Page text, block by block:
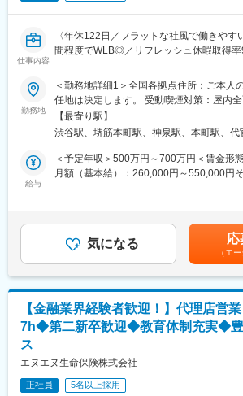
仕事内容
〈年休122日／フラットな社風で働きや
間程度でWLB◎／リフレッシュ休暇取得
■業務内容：※生命保険の直接販売は行い
代理店営業は、代理店とのパートナーシッ
じめ法務・財務・資産運用など幅広い専門
代理店経営サポート・コンサルティングを
（1）代理店を通じた生命保険による法人
（2）代理店に対する実践的営業サポート
（例：銀行の支店長に同行し、経営者に保
ど）、代理店への経営・営業コンサルティ
税理士・公認会計士事務所、プロ保険代理
ど中小企業のオーナーとやりとりする金融
が代理店となって当社の保険商品を販売し
す。
■身に付くスキル：
勤務地
＜勤務地詳細1＞全国各拠点住所：ご本人
任地は決定します。 受動喫煙対策：屋内
＞本社住所：東京都渋谷区渋谷2-24-12 渋
ア44F勤務地最寄駅：山手線／渋谷駅受動
3-13 大阪国際ビル7Ｆ勤務地最寄駅：各
対策：屋内全面禁煙変更の範囲：会社の定
【最寄り駅】
渋谷駅、堺筋本町駅、神泉駅、本町駅、
給与
＜予定年収＞500万円～700万円＜賃金形
月額（基本給）：260,000円～550,000円
12月）業績決算賞与：年1回（3月）賃金
であり、選考を通じて上下する可能性があ
定手当を含めた表記です。
気になる 応
（エ
【金融業界経験者歓迎！】代理店
7h◆第二新卒歓迎◆教育体制充実◆豊
ス
エヌエヌ生命保険株式会社
正社員 5名以上採用